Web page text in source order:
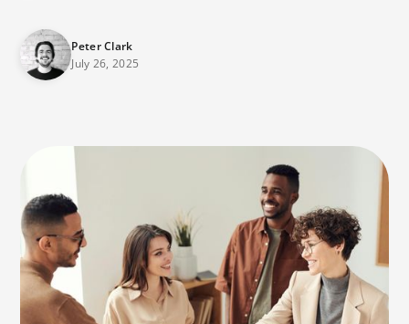
Peter Clark
July 26, 2025